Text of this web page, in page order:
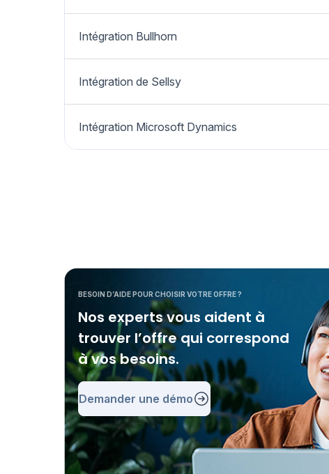
Intégration Bullhorn
Intégration de Sellsy
Intégration Microsoft Dynamics
BESOIN D’AIDE POUR CHOISIR VOTRE OFFRE ?
Nos experts vous aident à
trouver l’offre qui correspond
à vos besoins.
Demander une démo